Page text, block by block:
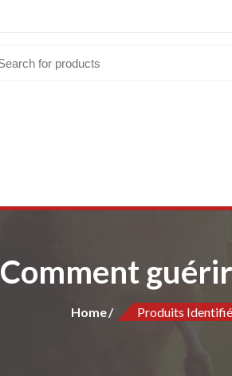
Comment
Home Produits